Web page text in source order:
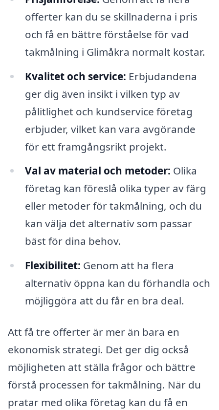
offerter kan du se skillnaderna i pris
och få en bättre förståelse för vad
takmålning i Glimåkra normalt kostar.
Kvalitet och service: Erbjudandena
ger dig även insikt i vilken typ av
pålitlighet och kundservice företag
erbjuder, vilket kan vara avgörande
för ett framgångsrikt projekt.
Val av material och metoder: Olika
företag kan föreslå olika typer av färg
eller metoder för takmålning, och du
kan välja det alternativ som passar
bäst för dina behov.
Flexibilitet: Genom att ha flera
alternativ öppna kan du förhandla och
möjliggöra att du får en bra deal.
Att få tre offerter är mer än bara en
ekonomisk strategi. Det ger dig också
möjligheten att ställa frågor och bättre
förstå processen för takmålning. När du
pratar med olika företag kan du få en